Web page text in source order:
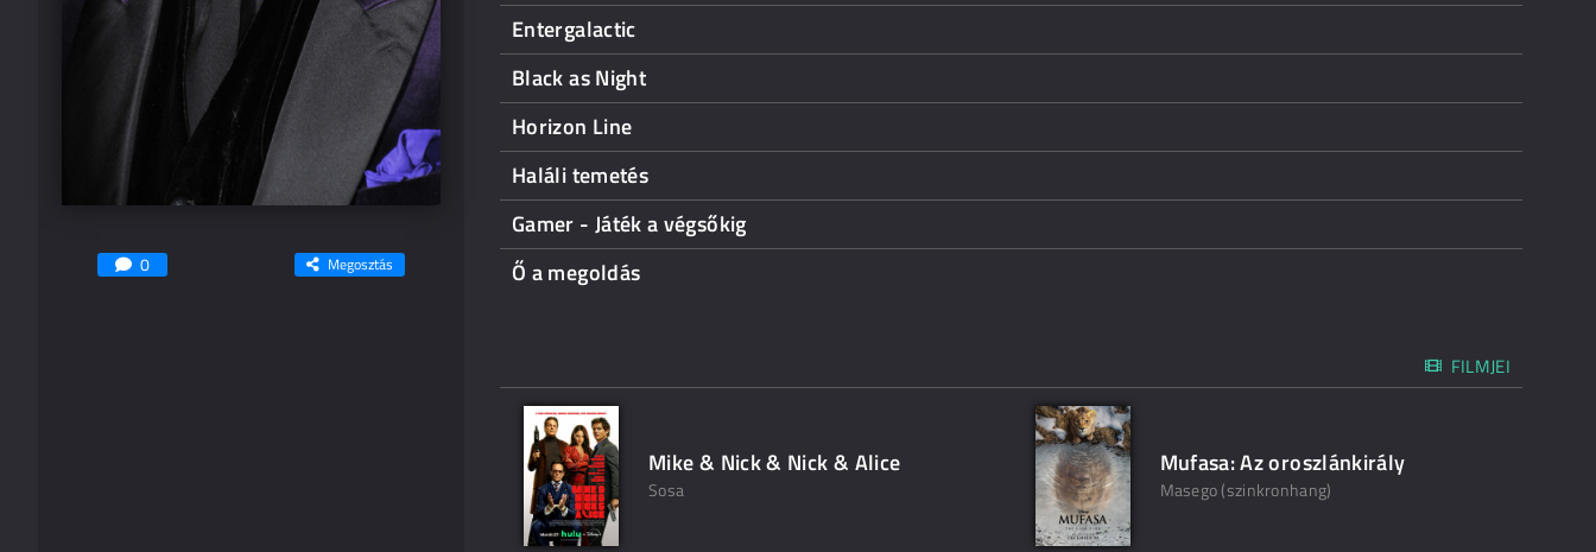
0 Megosztás
Entergalactic
Black as Night
Horizon Line
Haláli temetés
Gamer - Játék a végsőkig
Ő a megoldás
FILMJEI
Mike & Nick & Nick & Alice
Sosa
Mufasa: Az oroszlánkirály
Masego (szinkronhang)